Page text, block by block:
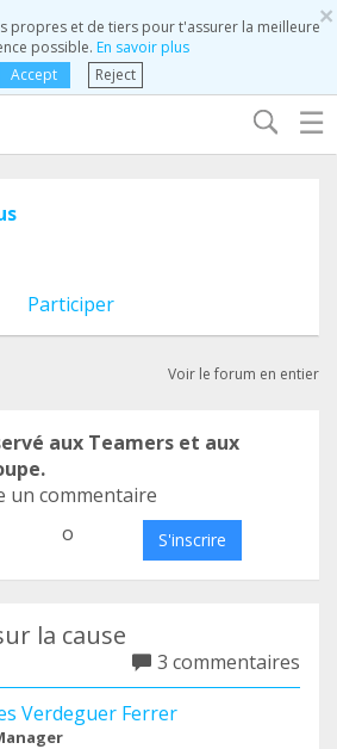
×
propres et de tiers pour t'assurer la meilleure
possible. En savoir plus
Accept
Reject
☰
Participer
Voir le forum en entier
aux Teamers et aux
un commentaire
o S'inscrire
la cause
3 commentaires
Verdeguer Ferrer